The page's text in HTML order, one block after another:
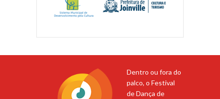
Dentro ou fora do
palco, o Festival
de Dança de